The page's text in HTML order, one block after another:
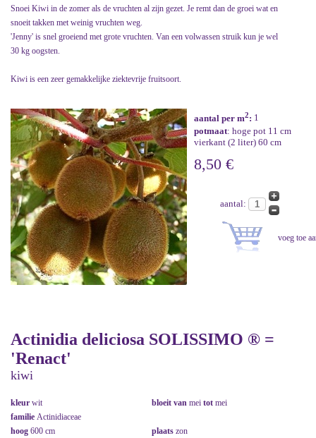
Snoei Kiwi in de zomer als de vruchten al zijn gezet. Je remt dan de groei wat en
snoeit takken met weinig vruchten weg.
'Jenny' is snel groeiend met grote vruchten. Van een volwassen struik kun je wel
30 kg oogsten.
Kiwi is een zeer gemakkelijke ziektevrije fruitsoort.
aantal per m2: 1
potmaat: hoge pot 11 cm
vierkant (2 liter) 60 cm
8,50 €
aantal:
Actinidia deliciosa SOLISSIMO ® =
'Renact'
kiwi
kleur wit bloeit van mei tot mei
familie Actinidiaceae
hoog 600 cm plaats zon